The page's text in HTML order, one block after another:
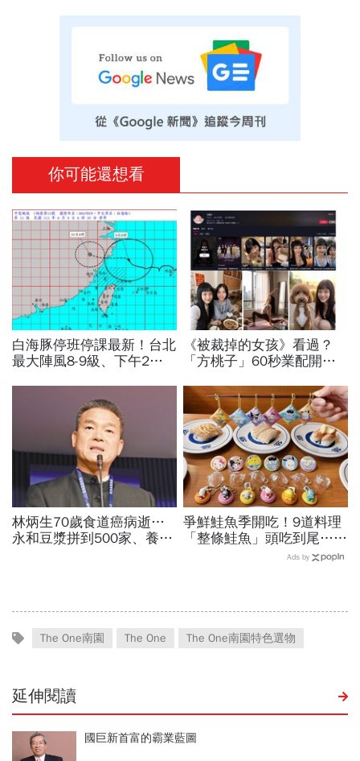
你可能還想看
白海豚停班停課最新！台北
最大陣風8-9級、下午2點
《被裁掉的女孩》看過？
「方桃子」60秒業配開價
演到比真人還真：讓網紅反
學她
林炳生70歲食道癌病逝…
永和豆漿拼到500家、養生
爭鮮鮭魚季開吃！9道料理
「整條鮭魚」頭吃到尾…藏
壽司X三麗鷗聯名扭蛋：
Ads by
The One南園 The One The One南園特色選物
延伸閱讀
國巨新首富的霸業藍圖